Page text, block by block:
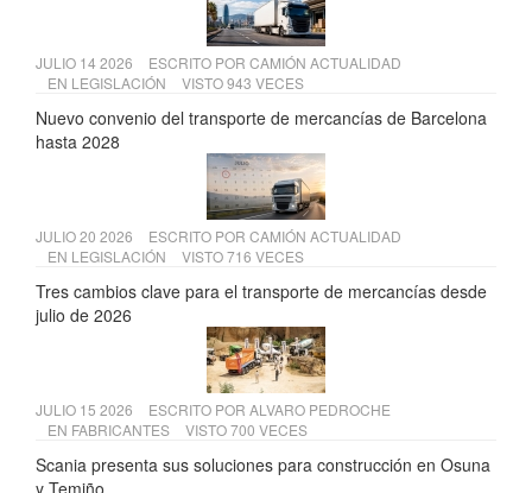
JULIO 14 2026 ESCRITO POR CAMIÓN ACTUALIDAD
EN LEGISLACIÓN VISTO 943 VECES
Nuevo convenio del transporte de mercancías de Barcelona
hasta 2028
JULIO 20 2026 ESCRITO POR CAMIÓN ACTUALIDAD
EN LEGISLACIÓN VISTO 716 VECES
Tres cambios clave para el transporte de mercancías desde
julio de 2026
JULIO 15 2026 ESCRITO POR ALVARO PEDROCHE
EN FABRICANTES VISTO 700 VECES
Scania presenta sus soluciones para construcción en Osuna